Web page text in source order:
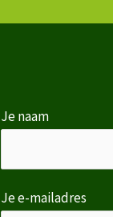
Je naam
Je e-mailadres